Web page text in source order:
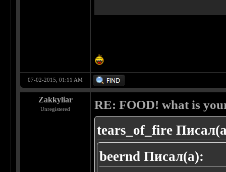
07-02-2015, 01:11 AM
Zakkyliar
Unregistered RE: FOOD! what is
tears_of_fire
beernd Писал(а):